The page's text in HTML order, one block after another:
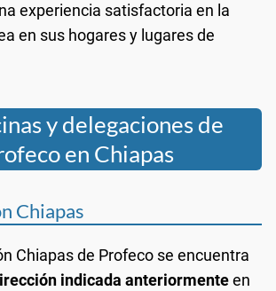
experiencia satisfactoria en la
en sus hogares y lugares de
y delegaciones de
en Chiapas
Chiapas
Chiapas de Profeco se encuentra
indicada anteriormenteen